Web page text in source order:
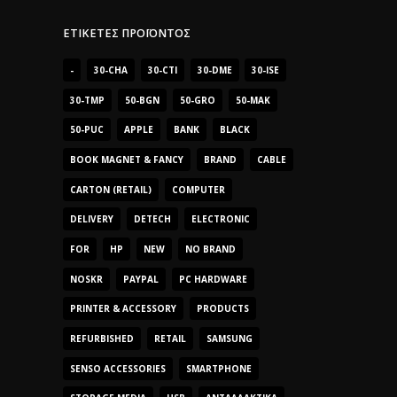
ΕΤΙΚΈΤΕΣ ΠΡΟΪΌΝΤΟΣ
- 30-CHA 30-CTI 30-DME 30-ISE
30-TMP 50-BGN 50-GRO 50-MAK
50-PUC APPLE BANK BLACK
BOOK MAGNET & FANCY BRAND CABLE
CARTON (RETAIL) COMPUTER
DELIVERY DETECH ELECTRONIC
FOR HP NEW NO BRAND
NOSKR PAYPAL PC HARDWARE
PRINTER & ACCESSORY PRODUCTS
REFURBISHED RETAIL SAMSUNG
SENSO ACCESSORIES SMARTPHONE